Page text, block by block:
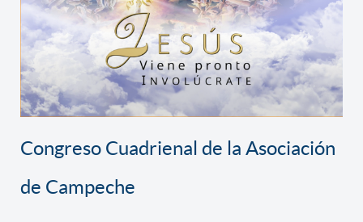
Congreso Cuadrienal de la Asociación
de Campeche